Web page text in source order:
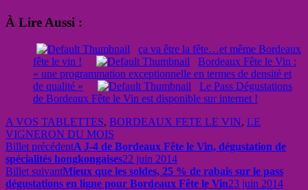
À Lire Aussi :
ça va être la fête…et même Bordeaux
fête le vin !
Bordeaux Fête le Vin :
« une programmation exceptionnelle en termes de densité et
de qualité »
Le Pass Dégustations
de Bordeaux Fête le Vin est disponible sur internet !
A VOS TABLETTES, BORDEAUX FETE LE VIN, LE
VIGNERON DU MOIS
Billet précédentA J-4 de Bordeaux Fête le Vin, dégustation de
spécialités hongkongaises22 juin 2014
Billet suivantMieux que les soldes, 25 % de rabais sur le pass
dégustations en ligne pour Bordeaux Fête le Vin23 juin 2014